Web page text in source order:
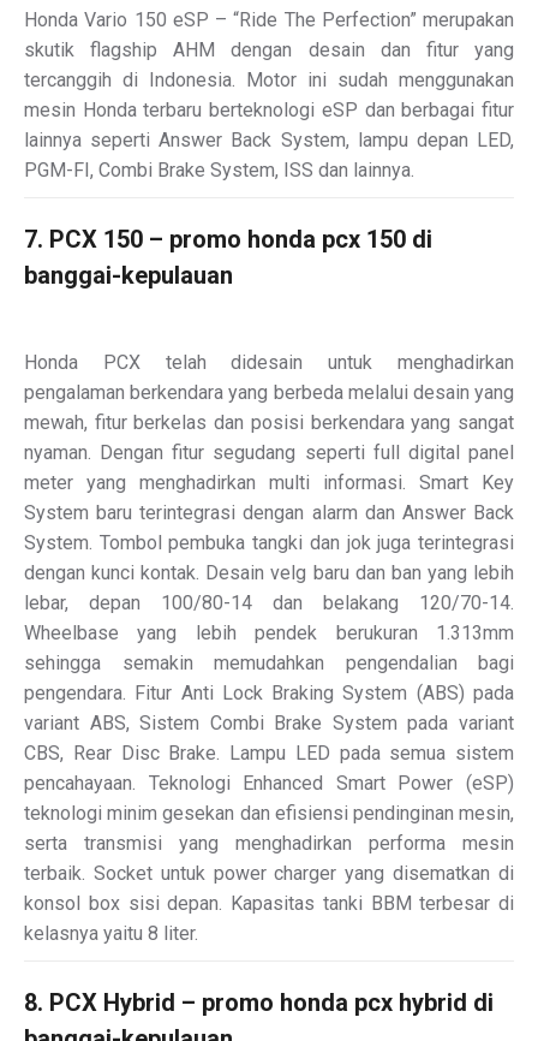
Honda Vario 150 eSP – “Ride The Perfection” merupakan
skutik flagship AHM dengan desain dan fitur yang
tercanggih di Indonesia. Motor ini sudah menggunakan
mesin Honda terbaru berteknologi eSP dan berbagai fitur
lainnya seperti Answer Back System, lampu depan LED,
PGM-FI, Combi Brake System, ISS dan lainnya.
7. PCX 150 – promo honda pcx 150 di
banggai-kepulauan
Honda PCX telah didesain untuk menghadirkan
pengalaman berkendara yang berbeda melalui desain yang
mewah, fitur berkelas dan posisi berkendara yang sangat
nyaman. Dengan fitur segudang seperti full digital panel
meter yang menghadirkan multi informasi. Smart Key
System baru terintegrasi dengan alarm dan Answer Back
System. Tombol pembuka tangki dan jok juga terintegrasi
dengan kunci kontak. Desain velg baru dan ban yang lebih
lebar, depan 100/80-14 dan belakang 120/70-14.
Wheelbase yang lebih pendek berukuran 1.313mm
sehingga semakin memudahkan pengendalian bagi
pengendara. Fitur Anti Lock Braking System (ABS) pada
variant ABS, Sistem Combi Brake System pada variant
CBS, Rear Disc Brake. Lampu LED pada semua sistem
pencahayaan. Teknologi Enhanced Smart Power (eSP)
teknologi minim gesekan dan efisiensi pendinginan mesin,
serta transmisi yang menghadirkan performa mesin
terbaik. Socket untuk power charger yang disematkan di
konsol box sisi depan. Kapasitas tanki BBM terbesar di
kelasnya yaitu 8 liter.
8. PCX Hybrid – promo honda pcx hybrid di